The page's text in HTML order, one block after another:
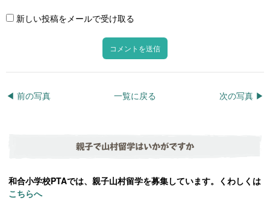
新しい投稿をメールで受け取る
◀︎ 前の写真 次の写真 ▶︎
一覧に戻る
親子で山村留学はいかがですか
和合小学校PTAでは、親子山村留学を募集しています。くわしくは
こちらへ